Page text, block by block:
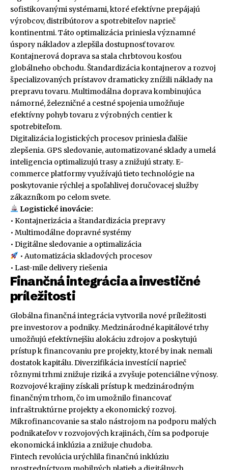
sofistikovanými systémami, ktoré efektívne prepájajú
výrobcov, distribútorov a spotrebiteľov naprieč
kontinentmi. Táto optimalizácia priniesla významné
úspory nákladov a zlepšila dostupnosť tovarov.
Kontajnerová doprava sa stala chrbtovou kosťou
globálneho obchodu. Štandardizácia kontajnerov a rozvoj
špecializovaných prístavov dramaticky znížili náklady na
prepravu tovaru. Multimodálna doprava kombinujúca
námorné, železničné a cestné spojenia umožňuje
efektívny pohyb tovaru z výrobných centier k
spotrebiteľom.
Digitalizácia logistických procesov priniesla ďalšie
zlepšenia. GPS sledovanie, automatizované sklady a umelá
inteligencia optimalizujú trasy a znižujú straty. E-
commerce platformy využívajú tieto technológie na
poskytovanie rýchlej a spoľahlivej doručovacej služby
zákazníkom po celom svete.
Logistické inovácie:
• Kontajnerizácia a štandardizácia prepravy
• Multimodálne dopravné systémy
• Digitálne sledovanie a optimalizácia
• Automatizácia skladových procesov
• Last-mile delivery riešenia
Finančná integrácia a investičné
príležitosti
Globálna finančná integrácia vytvorila nové príležitosti
pre investorov a podniky. Medzinárodné kapitálové trhy
umožňujú efektívnejšiu alokáciu zdrojov a poskytujú
prístup k financovaniu pre projekty, ktoré by inak nemali
dostatok kapitálu. Diverzifikácia investícií naprieč
rôznymi trhmi znižuje riziká a zvyšuje potenciálne výnosy.
Rozvojové krajiny získali prístup k medzinárodným
finančným trhom, čo im umožnilo financovať
infraštruktúrne projekty a ekonomický rozvoj.
Mikrofinancovanie sa stalo nástrojom na podporu malých
podnikateľov v rozvojových krajinách, čím sa podporuje
ekonomická inklúzia a znižuje chudoba.
Fintech revolúcia urýchlila finančnú inklúziu